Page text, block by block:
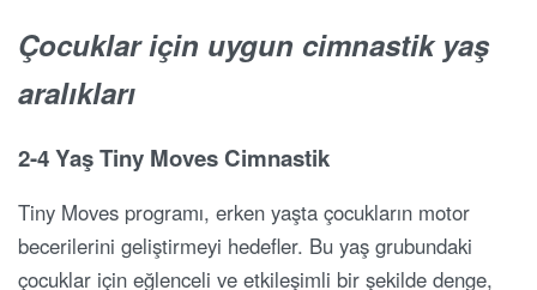
Çocuklar için uygun cimnastik yaş
aralıkları
2-4 Yaş Tiny Moves Cimnastik
Tiny Moves programı, erken yaşta çocukların motor
becerilerini geliştirmeyi hedefler. Bu yaş grubundaki
çocuklar için eğlenceli ve etkileşimli bir şekilde denge,